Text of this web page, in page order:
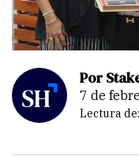
Por
7 de
Lectura de: